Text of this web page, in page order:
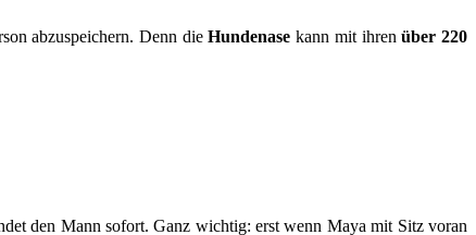
abzuspeichern. Denn dieHundenase kann mit ihrenüber 220
den Mann sofort. Ganz wichtig: erst wenn Maya mit Sitz voran